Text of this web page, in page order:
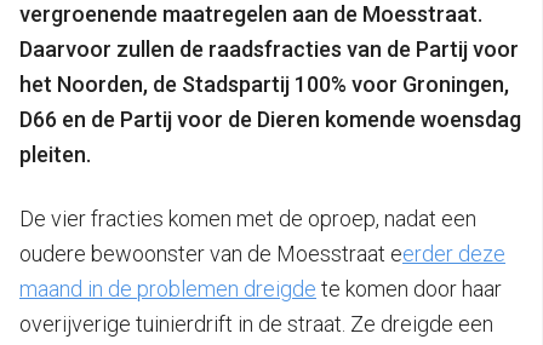
vergroenende maatregelen aan de Moesstraat.
Daarvoor zullen de raadsfracties van de Partij voor
het Noorden, de Stadspartij 100% voor Groningen,
D66 en de Partij voor de Dieren komende woensdag
pleiten.
De vier fracties komen met de oproep, nadat een
oudere bewoonster van de Moesstraat eerder deze
maand in de problemen dreigde te komen door haar
overijverige tuinierdrift in de straat. Ze dreigde een